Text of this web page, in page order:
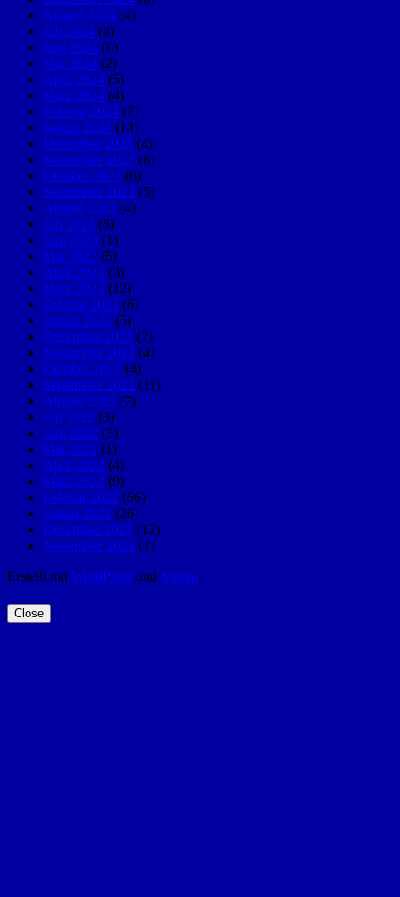
August 2024 (4)
Juli 2024 (4)
Juni 2024 (6)
Mai 2024 (2)
April 2024 (5)
März 2024 (4)
Februar 2024 (7)
Januar 2024 (14)
Dezember 2023 (4)
November 2023 (6)
Oktober 2023 (6)
September 2023 (5)
August 2023 (4)
Juli 2023 (8)
Juni 2023 (1)
Mai 2023 (5)
April 2023 (3)
März 2023 (12)
Februar 2023 (6)
Januar 2023 (5)
Dezember 2022 (2)
November 2022 (4)
Oktober 2022 (4)
September 2022 (11)
August 2022 (7)
Juli 2022 (3)
Juni 2022 (3)
Mai 2022 (1)
April 2022 (4)
März 2022 (9)
Februar 2022 (56)
Januar 2022 (26)
Dezember 2021 (12)
November 2021 (1)
Erstellt mitWordPress und Merlin.
Close